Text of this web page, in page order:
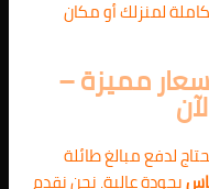
لمنزلك أو مكان
مميزة –
لدفع مبالغ طائلة
بجودة عالية. نحن نقدم